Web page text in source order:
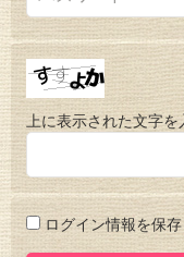
上に表示された文字
ログイン情報を保存